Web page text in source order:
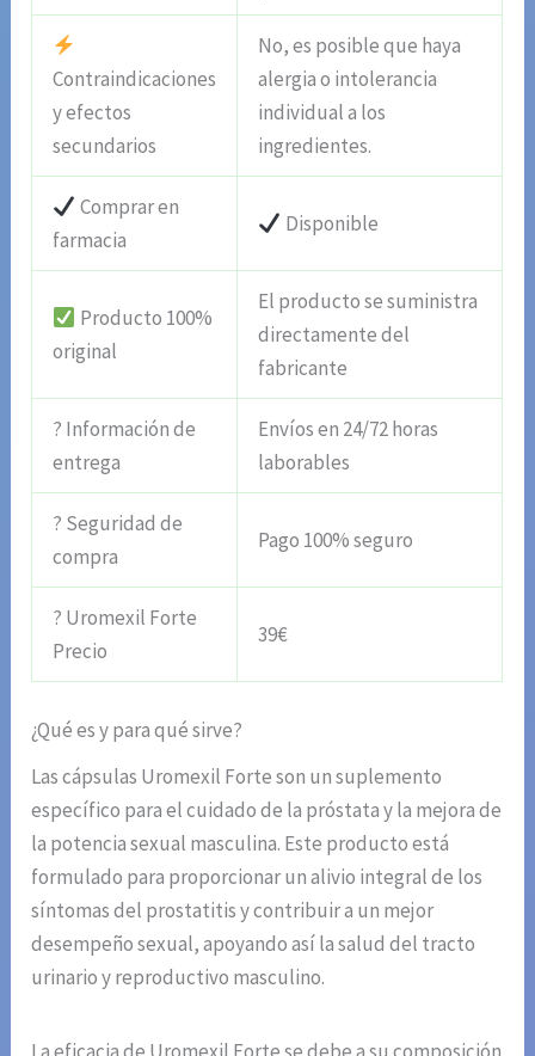
Contraindicaciones
y efectos
secundarios
No, es posible que haya
alergia o intolerancia
individual a los
ingredientes.
Comprar en
farmacia
Disponible
Producto 100%
original
El producto se suministra
directamente del
fabricante
? Información de
entrega
Envíos en 24/72 horas
laborables
? Seguridad de
compra
Pago 100% seguro
? Uromexil Forte
Precio
39€
¿Qué es y para qué sirve?
Las cápsulas Uromexil Forte son un suplemento
específico para el cuidado de la próstata y la mejora de
la potencia sexual masculina. Este producto está
formulado para proporcionar un alivio integral de los
síntomas del prostatitis y contribuir a un mejor
desempeño sexual, apoyando así la salud del tracto
urinario y reproductivo masculino.